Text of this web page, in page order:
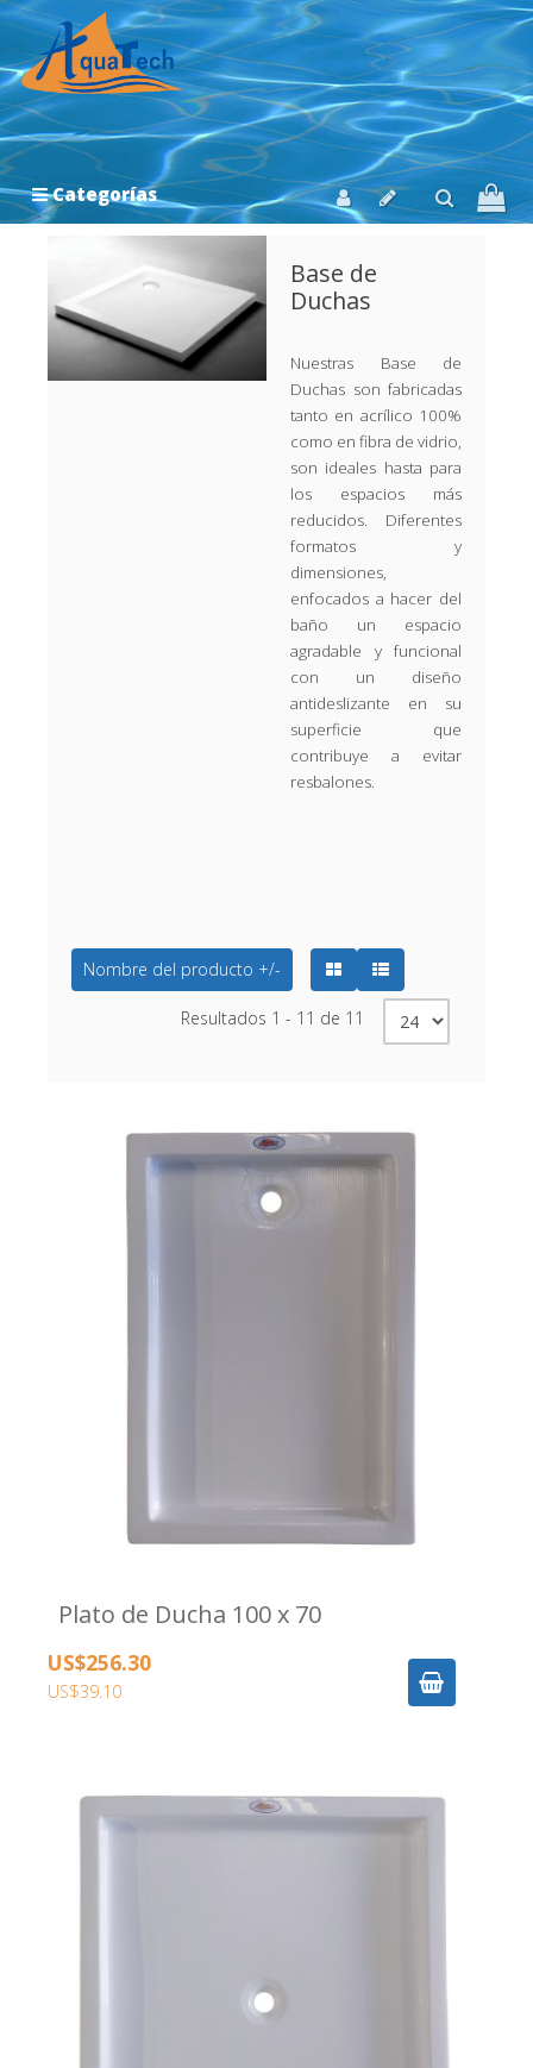
Categorías
Base de
Duchas
Nuestras Base de
Duchas son fabricadas
tanto en acrílico 100%
como en fibra de vidrio,
son ideales hasta para
los espacios más
reducidos. Diferentes
formatos y
dimensiones,
enfocados a hacer del
baño un espacio
agradable y funcional
con un diseño
antideslizante en su
superficie que
contribuye a evitar
resbalones.
Nombre del producto +/-
Resultados 1 - 11 de 11
Plato de Ducha 100 x 70
US$256.30
US$39.10